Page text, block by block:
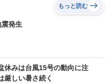
もっと読む
発生
みは台風15号の動向に注
しい暑さ続く